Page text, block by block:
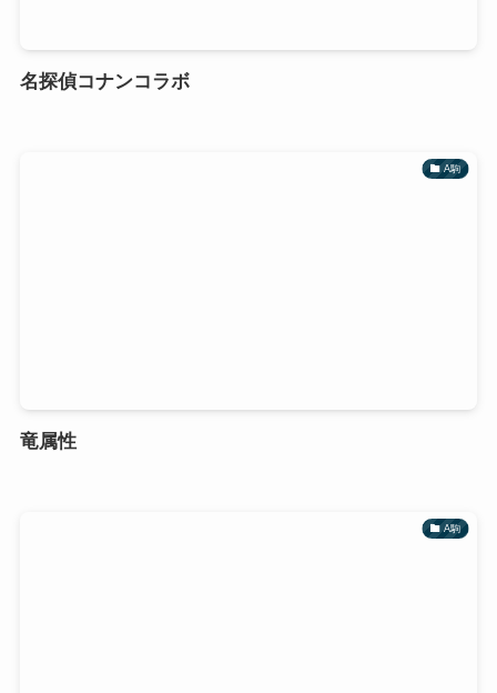
名探偵コナンコラボ
A駒
竜属性
A駒